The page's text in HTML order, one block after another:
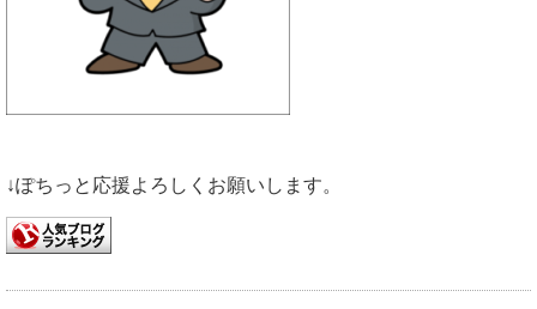
↓ぽちっと応援よろしくお願いします。